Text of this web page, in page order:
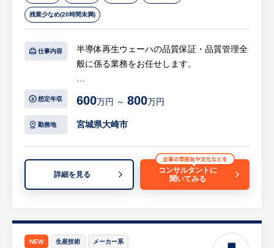
残業少なめ(20時間未満)
仕事内容
半導体再生ウェーハの品質保証・品質管理全
般に係る業務をお任せします。
（1）品質保証・品質管理業務
・課員及び関係部門担当者を統括し、各種品
防止策の策定及びQCパトロール等の指示、
摘事項への是正対応等の指示・進捗管理、並
びに顧客対応
想定年収 600万円 ～ 800万円
勤務地 宮城県大崎市
詳細を見る
コンサルタントに
聞いてみる
NEW 生産技術 メーカー系